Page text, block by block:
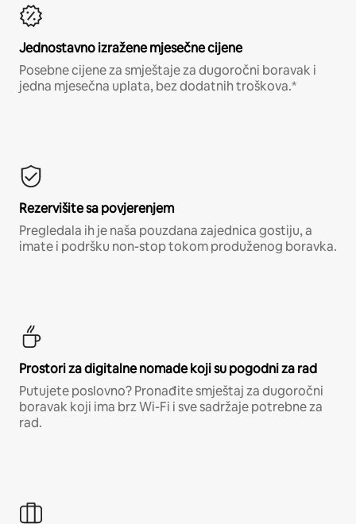
Jednostavno izražene mjesečne cijene
Posebne cijene za smještaje za dugoročni boravak i
jedna mjesečna uplata, bez dodatnih troškova.*
Rezervišite sa povjerenjem
Pregledala ih je naša pouzdana zajednica gostiju, a
imate i podršku non-stop tokom produženog boravka.
Prostori za digitalne nomade koji su pogodni za rad
Putujete poslovno? Pronađite smještaj za dugoročni
boravak koji ima brz Wi-Fi i sve sadržaje potrebne za
rad.